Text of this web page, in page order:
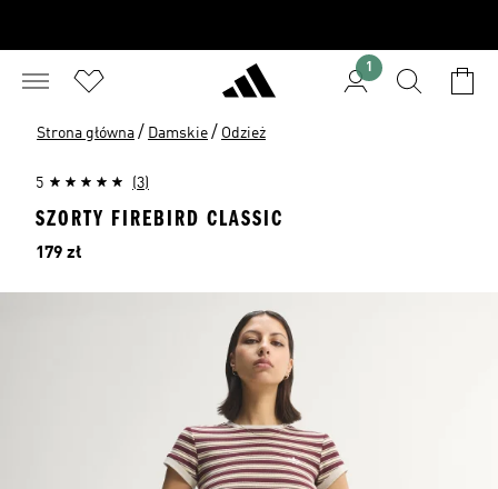
1
Strona główna / Damskie / Odzież
5 (3)
SZORTY FIREBIRD CLASSIC
Cena
179 zł